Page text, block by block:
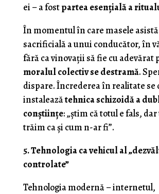
ei – a fostpartea esențială a
În momentul în care masele
sacrificială a unui conducător, în
fără ca vinovații să fie cu adevărat
moralul colectiv se destramă.
dispare. Încrederea în realitate se
instaleazătehnica schizoidă a
conștiințe: „știm că totul e fals,
trăim ca și cum n-ar fi”.
5. Tehnologia ca vehicul al
controlate”
Tehnologia modernă – internetul,